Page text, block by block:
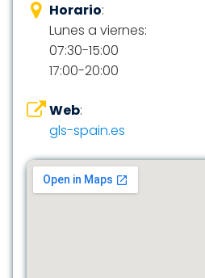
Horario:
Lunes a viernes:
07:30-15:00
17:00-20:00
Web:
gls-spain.es